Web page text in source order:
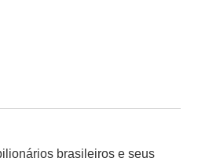
brasileiros e seus